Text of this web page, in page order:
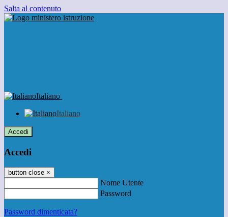
Salta al contenuto
Italiano
Italiano
Accedi
Accedi
button close ×
Nome Utente
Password
Password dimenticata?